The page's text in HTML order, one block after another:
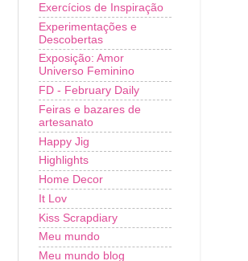
Exercícios de Inspiração
Experimentações e
Descobertas
Exposição: Amor
Universo Feminino
FD - February Daily
Feiras e bazares de
artesanato
Happy Jig
Highlights
Home Decor
It Lov
Kiss Scrapdiary
Meu mundo
Meu mundo blog